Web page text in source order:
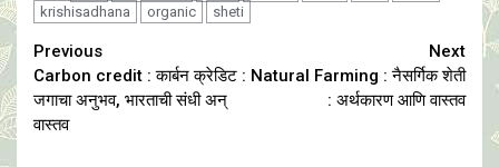
krishisadhana
organic sheti
Continue
Reading
Previous
Carbon credit : कार्बन क्रेडिट :
जगाचा अनुभव, भारताची संधी अन्
वास्तव
Next
Natural Farming : नैसर्गिक शेती
: अर्थकारण आणि वास्तव